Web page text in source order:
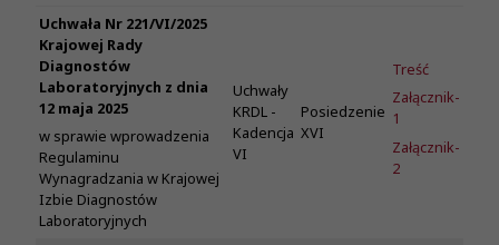
Uchwała Nr 221/VI/2025
Krajowej Rady
Diagnostów
Laboratoryjnych z dnia
12 maja 2025
w sprawie wprowadzenia
Regulaminu
Wynagradzania w Krajowej
Izbie Diagnostów
Laboratoryjnych
Uchwały
KRDL -
Kadencja
VI
Posiedzenie
XVI
Treść
Załącznik-
1
Załącznik-
2